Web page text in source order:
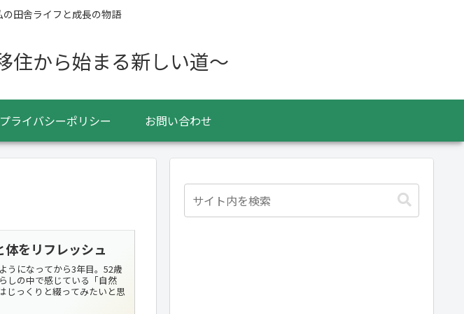
田舎ライフと成長の物語
住から始まる新しい道〜
プライバシーポリシー お問い合わせ
をリフレッシュ
うになってから3年目。52歳
しの中で感じている「自然
じっくりと綴ってみたいと思